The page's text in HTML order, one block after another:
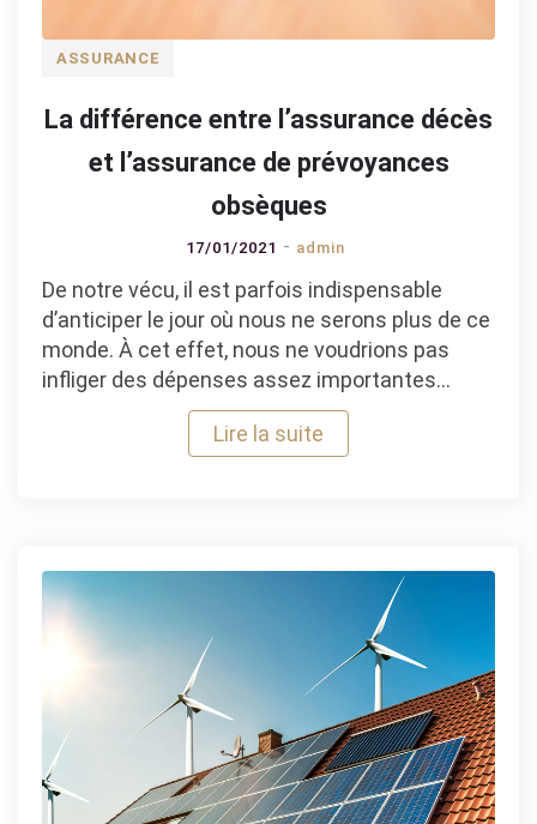
ASSURANCE
La différence entre l’assurance décès
et l’assurance de prévoyances
obsèques
17/01/2021 admin
De notre vécu, il est parfois indispensable
d’anticiper le jour où nous ne serons plus de ce
monde. À cet effet, nous ne voudrions pas
infliger des dépenses assez importantes…
Lire la suite